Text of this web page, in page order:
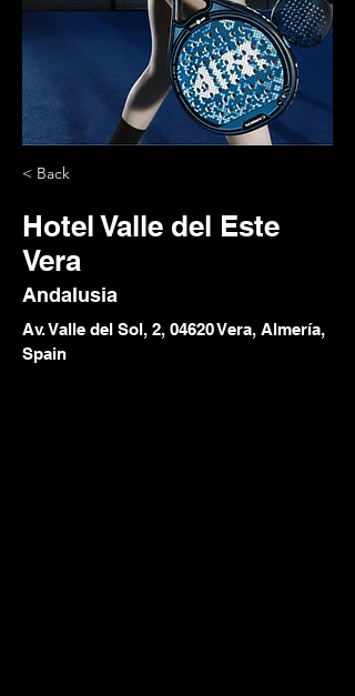
< Back
Hotel Valle del Este
Vera
Andalusia
Av. Valle del Sol, 2, 04620 Vera, Almería,
Spain